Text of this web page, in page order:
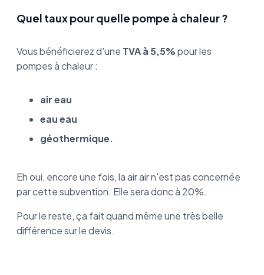
Quel taux pour quelle pompe à chaleur ?
Vous bénéficierez d'une TVA à 5,5%pour les
pompes à chaleur :
air eau
eau eau
géothermique.
Eh oui, encore une fois, la air air n'est pas concernée
par cette subvention. Elle sera donc à 20%.
Pour le reste, ça fait quand même une très belle
différence sur le devis.